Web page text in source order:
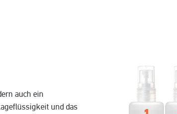
auch ein
und das